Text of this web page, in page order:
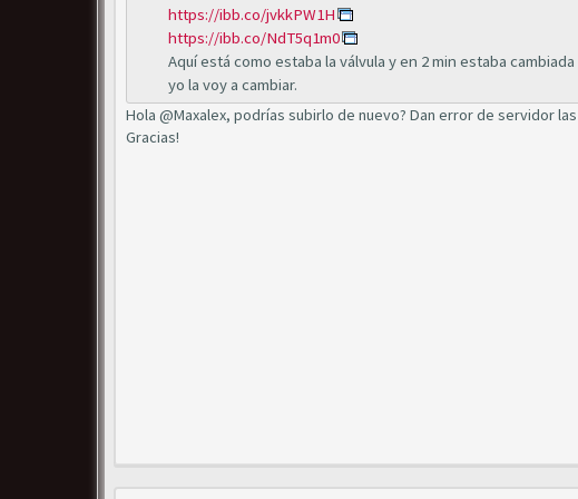
https://ibb.co/jvkkPW1H
https://ibb.co/NdT5q1m0
Aquí está como estaba la válvula y en 2 min estaba
yo la voy a cambiar.
Hola @Maxalex, podrías subirlo de nuevo? Dan error de servidor
Gracias!